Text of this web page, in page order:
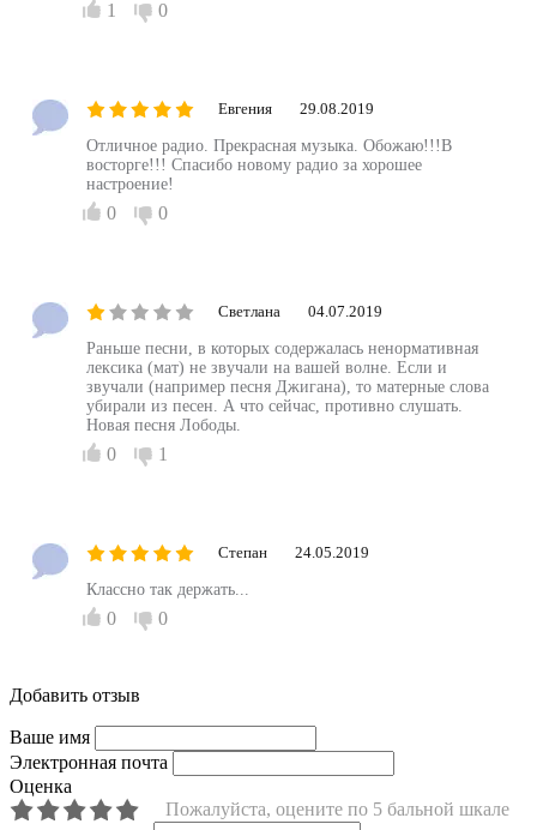
1 0
Евгения 29.08.2019
Отличное радио. Прекрасная музыка. Обожаю!!!В
восторге!!! Спасибо новому радио за хорошее
настроение!
0 0
Светлана 04.07.2019
Раньше песни, в которых содержалась ненормативная
лексика (мат) не звучали на вашей волне. Если и
звучали (например песня Джигана), то матерные слова
убирали из песен. А что сейчас, противно слушать.
Новая песня Лободы.
0 1
Степан 24.05.2019
Классно так держать...
0 0
Добавить отзыв
Ваше имя
Электронная почта
Оценка
Пожалуйста, оцените по 5 бальной шкале